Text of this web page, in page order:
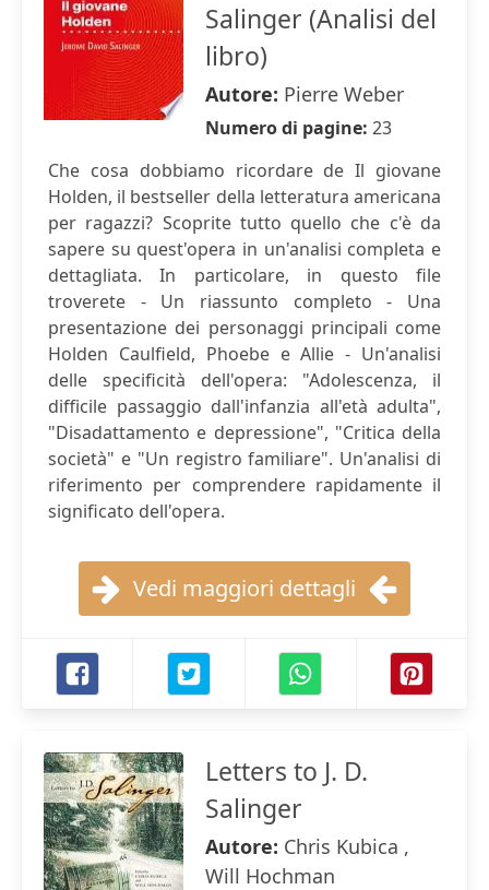
Salinger (Analisi del
libro)
Autore: Pierre Weber
Numero di pagine: 23
Che cosa dobbiamo ricordare de Il giovane
Holden, il bestseller della letteratura americana
per ragazzi? Scoprite tutto quello che c'è da
sapere su quest'opera in un'analisi completa e
dettagliata. In particolare, in questo file
troverete - Un riassunto completo - Una
presentazione dei personaggi principali come
Holden Caulfield, Phoebe e Allie - Un'analisi
delle specificità dell'opera: "Adolescenza, il
difficile passaggio dall'infanzia all'età adulta",
"Disadattamento e depressione", "Critica della
società" e "Un registro familiare". Un'analisi di
riferimento per comprendere rapidamente il
significato dell'opera.
Vedi maggiori dettagli
Letters to J. D.
Salinger
Autore: Chris Kubica ,
Will Hochman